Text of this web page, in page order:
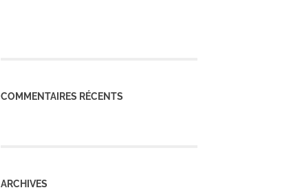
COMMENTAIRES RÉCENTS
ARCHIVES